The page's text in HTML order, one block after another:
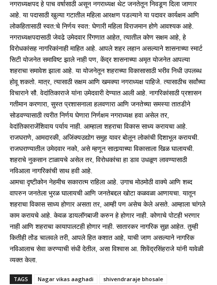
नगराध्यक्षपद हे पाच वर्षासाठी असून नगराध्यक्ष थेट जनतेतून निवडूण दिला जाणार
आहे. या पदासाठी खुल्या गटातील महिला आरक्षण पडल्याने या पदावर कार्यक्षम आणि
लोकहितासाठी स्वत:चे निर्णय स्वत: घेणारी महिला विराजमान होणे आवश्यक आहे.
नगराध्यक्षपदासाठी जेवढे उमेदवार रिंगणात आहेत, त्यातील कोण सक्षम आहे, हे
विरोधकांसह नागरिकांनाही माहित आहे. आपले शहर लहान असल्याने शासनाच्या स्मार्ट
सिटी योजनेत समाविष्ट झाले नाही पण, केंद्र शासनाच्या अमृत योजनेत आपल्या
शहराचा समावेश झाला आहे. या योजनेतून शहराच्या विकासासाठी भरीव निधी उपलब्ध
होवू शकतो. मात्र, त्यासाठी सक्षम आणि खमक्या नगराध्यक्ष पाहिजे. त्यासाठीच सर्वांच्या
विचाराने सौ. वेदांतिकाराजे यांना उमेदवारी देण्यात आली आहे. नागरिकांसाठी प्रशासन
गतीमान करणारा, सुस्त प्रशासनाला हलवणारा आणि जनतेच्या समस्या तातडीने
सोडवण्यासाठी त्वरीत निर्णय घेणारा निर्णक्षम नगराध्यक्ष हवा असेल तर,
वेदांतिकाराजेंशिवाय पर्याय नाही. आम्हाला शहराचा विकास साध्य करायचा आहे.
राजघराणे, आमदारकी, अजिंक्यउद्योग समुह यावर बोलून लोकांची दिशाभूल करायची.
राजघराण्यातील उमेदवार नको, असे म्हणून सातार्‍याच्या विकासाला खिळ घालायची.
शहराचे नुकसान टाळायचे असेल तर, विरोधकांचा हा डाव उधळूण लावण्यासाठी
नविआला नागरिकांची साथ हवी आहे.
आमचा दृष्टीकोन नेहमीच सकारात्म राहिला आहे. उगाच मोठमोठी वाक्ये आणि शब्द
वापरुन जनतेला भुरळ घालायची आणि जनतेबद्दल खोटा कळवळा आणायचा. यातून
शहराचा विकास साध्य होणार असता तर, आम्ही पण असेच केले असते. आम्हाला चांगले
काम करायचे आहे. केवळ डायलॉगबाजी करुन हे होणार नाही. कोणाचे पोटही भरणार
नाही आणि शहराचा कायापालटही होणार नाही. सातारकर नागरिक सुज्ञ आहेत. तुम्ही
कितीही तोंड चालवले तरी, आपले हित कशात आहे, याची जाण असल्याने नागरिक
नविआलाच सेवा करण्याची संधी देतील, असा विश्‍वास आ. शिवेंद्रसिंहराजे यांनी यावेळी
व्यक्त केला.
TAGS Nagar vikas aaghadi shivendraraje bhosale